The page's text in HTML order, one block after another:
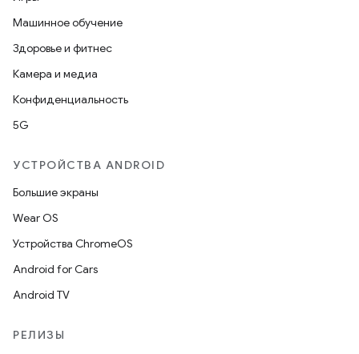
Машинное обучение
Здоровье и фитнес
Камера и медиа
Конфиденциальность
5G
УСТРОЙСТВА ANDROID
Большие экраны
Wear OS
Устройства ChromeOS
Android for Cars
Android TV
РЕЛИЗЫ